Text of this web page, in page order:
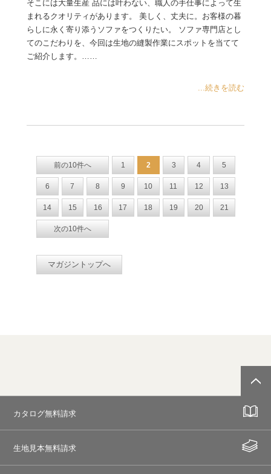
そこには大量生産 品には叶わない、職人の手仕事によって生
まれるクオリティがあります。 美しく、丈夫に。お客様の暮
らしに永く寄り添うソファをつくりたい。 ソファ専門店とし
てのこだわりを、今回は生地の縫製作業にスポットを当てて
ご紹介します。……
...続きを読む
前の10件へ 1 2 3 4 5
6 7 8 9 10 11 12 13
14 15 16 17 18 19 20 21
次の10件へ
マガジントップへ
カタログ無料請求
生地見本無料請求